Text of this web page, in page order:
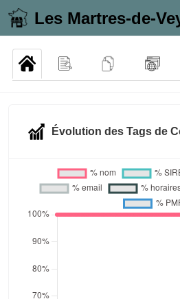
Les Martres-de-
Évolution des Tags de